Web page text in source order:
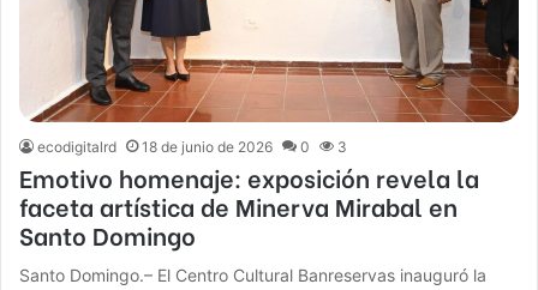
ecodigitalrd 18 de junio de 2026 0 3
Emotivo homenaje: exposición revela la
faceta artística de Minerva Mirabal en
Santo Domingo
Santo Domingo.– El Centro Cultural Banreservas inauguró la